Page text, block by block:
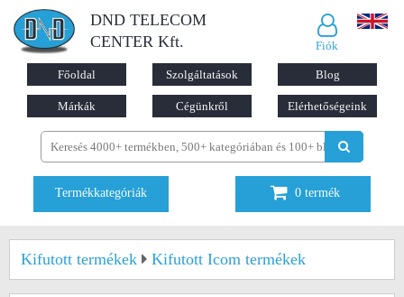
DND TELECOM
CENTER Kft.
Fiók
Főoldal Szolgáltatások Blog
Márkák Cégünkről Elérhetőségeink
Termékkategóriák 0 termék
Kifutott termékek Kifutott Icom termékek